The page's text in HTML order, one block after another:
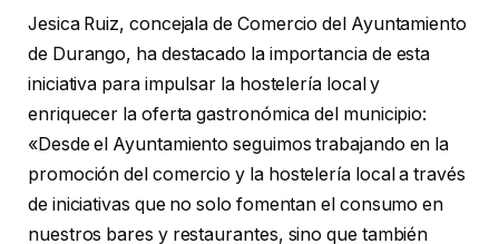
Jesica Ruiz, concejala de Comercio del Ayuntamiento
de Durango, ha destacado la importancia de esta
iniciativa para impulsar la hostelería local y
enriquecer la oferta gastronómica del municipio:
«Desde el Ayuntamiento seguimos trabajando en la
promoción del comercio y la hostelería local a través
de iniciativas que no solo fomentan el consumo en
nuestros bares y restaurantes, sino que también